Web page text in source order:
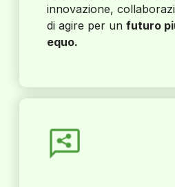
innovazione,
di agire per un futuro
equo.